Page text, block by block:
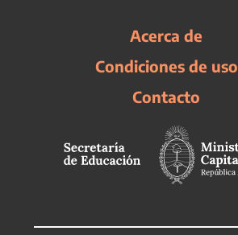
Acerca de
Condiciones de uso
Contacto